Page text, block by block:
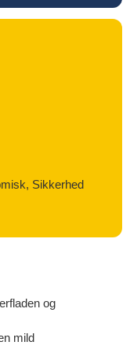
Sikkerhed
og
mild